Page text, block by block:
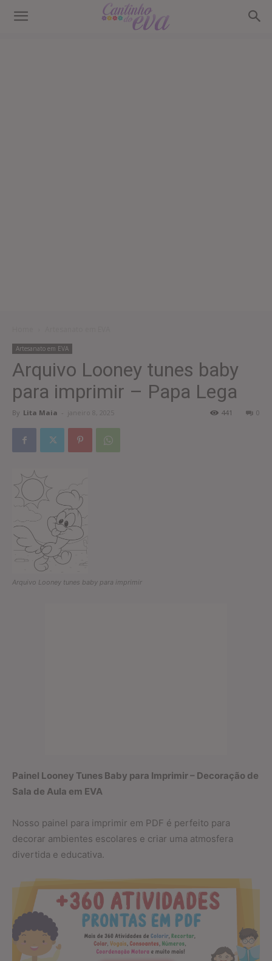
Cantinho
Artesanato em EVA
Arquivo Looney tunes baby
para imprimir – Papa Lega
By Lita Maia - janeiro 8, 2025 0
441
Arquivo Looney tunes baby para imprimir
Painel Looney Tunes Baby para Imprimir – Decoração de
Sala de Aula em EVA
Nosso painel para imprimir em PDF é perfeito para
decorar ambientes escolares e criar uma atmosfera
divertida e educativa.